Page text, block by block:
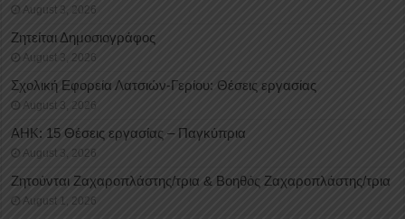
August 3, 2026
Ζητείται Δημοσιογράφος
August 3, 2026
Σχολική Εφορεία Λατσιών-Γερίου: Θέσεις εργασίας
August 3, 2026
ΑΗΚ: 15 Θέσεις εργασίας – Παγκύπρια
August 3, 2026
Ζητούνται Ζαχαροπλάστης/τρια & Βοηθός Ζαχαροπλάστης/τρια
August 1, 2026